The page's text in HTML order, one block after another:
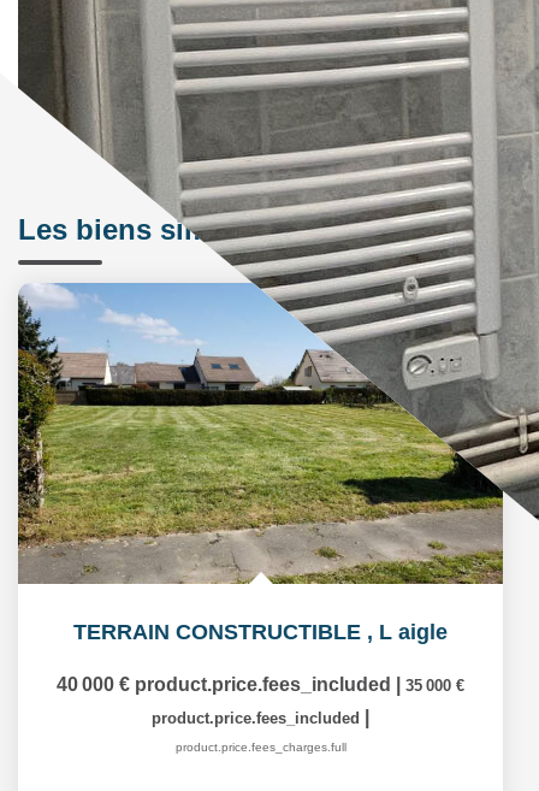
Les biens similaires
TERRAIN CONSTRUCTIBLE , L aigle
40 000 € product.price.fees_included
35 000 €
product.price.fees_included
product.price.fees_charges.full